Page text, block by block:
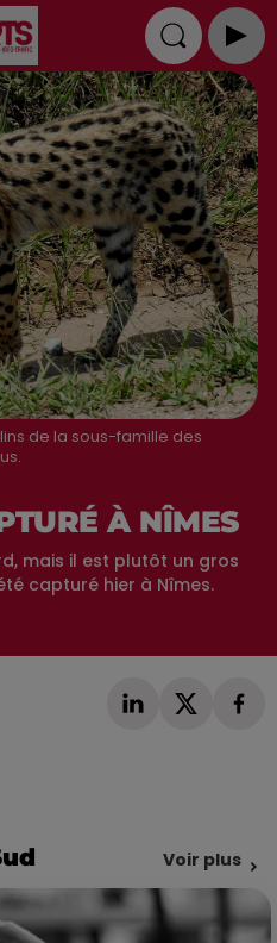
de la sous-famille des
À NÎMES
mais il est plutôt un gros
capturé hier à Nîmes.
Voir plus